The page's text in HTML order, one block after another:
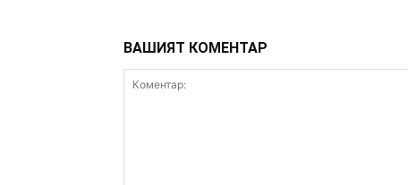
ВАШИЯТ КОМЕНТАР